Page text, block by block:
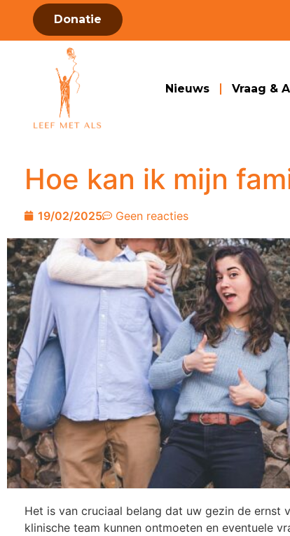
Donatie
Nieuws Vraag &
Hoe kan ik mijn
19/02/2025 Geen reacties
Het is van cruciaal belang dat uw gezin de ernst
klinische team kunnen ontmoeten en eventuele